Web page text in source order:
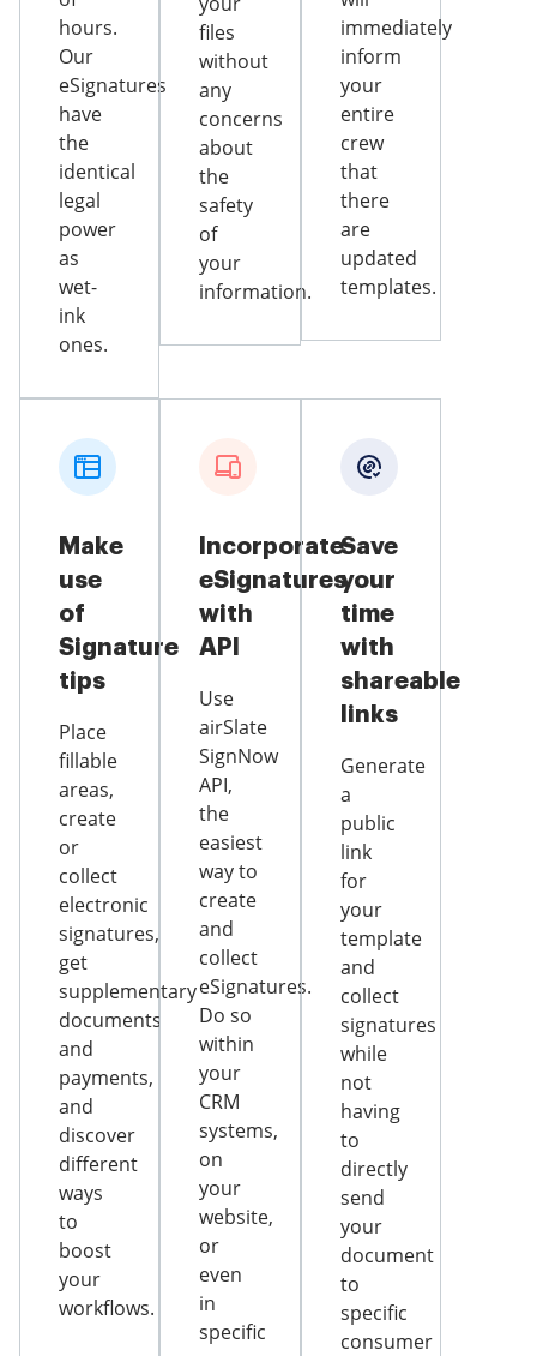
hours.
Our
eSignatures
have
the
identical
legal
power
as
wet-
ink
ones.
files
without
any
concerns
about
the
safety
of
your
information.
immediately
inform
your
entire
crew
that
there
are
updated
templates.
Make
use
of
Signature
tips
Place
fillable
areas,
create
or
collect
electronic
signatures,
get
supplementary
documents
and
payments,
and
discover
different
ways
to
boost
your
workflows.
Incorporate
eSignatures
with
API
Use
airSlate
SignNow
API,
the
easiest
way to
create
and
collect
eSignatures.
Do so
within
your
CRM
systems,
on
your
website,
or
even
in
specific
Save
your
time
with
shareable
links
Generate
a
public
link
for
your
template
and
collect
signatures
while
not
having
to
directly
send
your
document
to
specific
consumer